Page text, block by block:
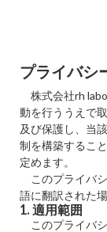
プライバシ
株式会社rh
動を行ううえで
及び保護し、当
制を構築するこ
定めます。
このプライバ
語に翻訳された
1. 適用範囲
このプライバ